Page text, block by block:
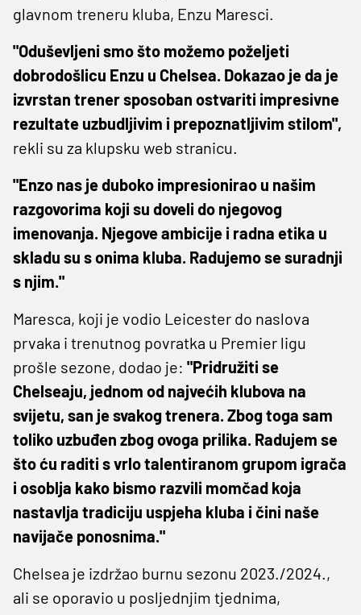
glavnom treneru kluba, Enzu Maresci.
"Oduševljeni smo što možemo poželjeti
dobrodošlicu Enzu u Chelsea. Dokazao je da je
izvrstan trener sposoban ostvariti impresivne
rezultate uzbudljivim i prepoznatljivim stilom",
rekli su za klupsku web stranicu.
"Enzo nas je duboko impresionirao u našim
razgovorima koji su doveli do njegovog
imenovanja. Njegove ambicije i radna etika u
skladu su s onima kluba. Radujemo se suradnji
s njim."
Maresca, koji je vodio Leicester do naslova
prvaka i trenutnog povratka u Premier ligu
prošle sezone, dodao je: "Pridružiti se
Chelseaju, jednom od najvećih klubova na
svijetu, san je svakog trenera. Zbog toga sam
toliko uzbuđen zbog ovoga prilika. Radujem se
što ću raditi s vrlo talentiranom grupom igrača
i osoblja kako bismo razvili momčad koja
nastavlja tradiciju uspjeha kluba i čini naše
navijače ponosnima."
Chelsea je izdržao burnu sezonu 2023./2024.,
ali se oporavio u posljednjim tjednima,